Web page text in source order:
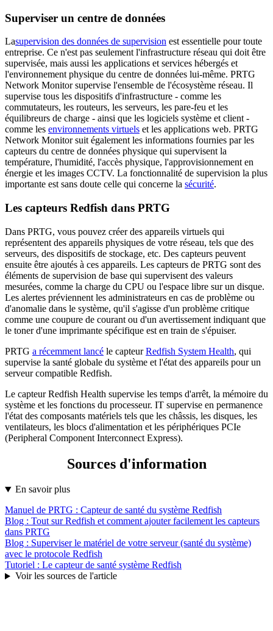
Superviser un centre de données
Lasupervision des données de supervision est essentielle pour toute
entreprise. Ce n'est pas seulement l'infrastructure réseau qui doit être
supervisée, mais aussi les applications et services hébergés et
l'environnement physique du centre de données lui-même. PRTG
Network Monitor supervise l'ensemble de l'écosystème réseau. Il
supervise tous les dispositifs d'infrastructure - comme les
commutateurs, les routeurs, les serveurs, les pare-feu et les
équilibreurs de charge - ainsi que les logiciels système et client -
comme les environnements virtuels et les applications web. PRTG
Network Monitor suit également les informations fournies par les
capteurs du centre de données physique qui supervisent la
température, l'humidité, l'accès physique, l'approvisionnement en
énergie et les images CCTV. La fonctionnalité de supervision la plus
importante est sans doute celle qui concerne la sécurité.
Les capteurs Redfish dans PRTG
Dans PRTG, vous pouvez créer des appareils virtuels qui
représentent des appareils physiques de votre réseau, tels que des
serveurs, des dispositifs de stockage, etc. Des capteurs peuvent
ensuite être ajoutés à ces appareils. Les capteurs de PRTG sont des
éléments de supervision de base qui supervisent des valeurs
mesurées, comme la charge du CPU ou l'espace libre sur un disque.
Les alertes préviennent les administrateurs en cas de problème ou
d'anomalie dans le système, qu'il s'agisse d'un problème critique
comme une coupure de courant ou d'un avertissement indiquant que
le toner d'une imprimante spécifique est en train de s'épuiser.
PRTG a récemment lancé le capteurRedfish System Health, qui
supervise la santé globale du système et l'état des appareils pour un
serveur compatible Redfish.
Le capteur Redfish Health supervise les temps d'arrêt, la mémoire du
système et les fonctions du processeur. IT supervise en permanence
l'état des composants matériels tels que les châssis, les disques, les
ventilateurs, les blocs d'alimentation et les périphériques PCIe
(Peripheral Component Interconnect Express).
Sources d'information
En savoir plus
Manuel de PRTG : Capteur de santé du système Redfish
Blog : Tout sur Redfish et comment ajouter facilement les capteurs
dans PRTG
Blog : Superviser le matériel de votre serveur (santé du système)
avec le protocole Redfish
Tutoriel : Le capteur de santé système Redfish
Voir les sources de l'article